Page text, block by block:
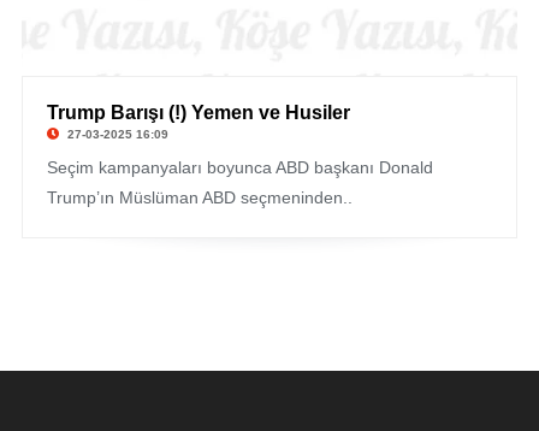
Trump Barışı (!) Yemen ve Husiler
27-03-2025 16:09
Seçim kampanyaları boyunca ABD başkanı Donald
Trump’ın Müslüman ABD seçmeninden..